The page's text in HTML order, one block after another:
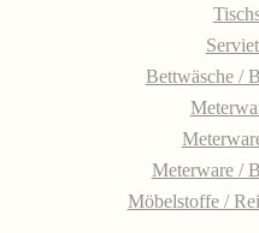
Bettwäsche /
Meterware /
Möbelstoffe /